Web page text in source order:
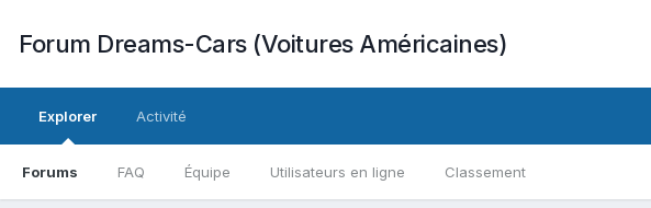
Forum Dreams-Cars (Voitures Américaines)
Explorer
Forums FAQ Équipe Utilisateurs en ligne Classement
Activité